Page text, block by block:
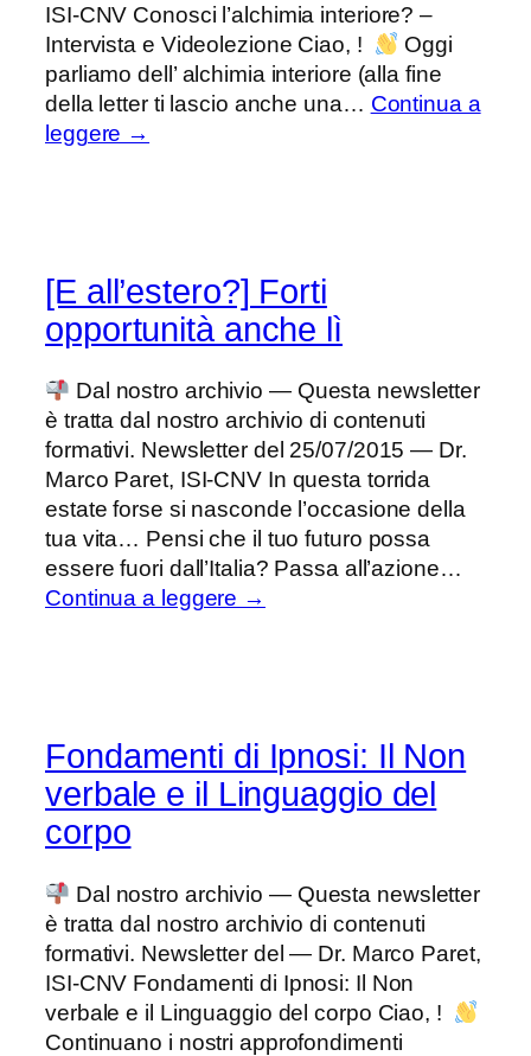
ISI-CNV Conosci l’alchimia interiore? –
Intervista e Videolezione Ciao, !
Oggi
parliamo dell’ alchimia interiore (alla fine
della letter ti lascio anche una… Continua a
leggere →
[E all’estero?] Forti
opportunità anche lì
Dal nostro archivio — Questa newsletter
è tratta dal nostro archivio di contenuti
formativi. Newsletter del 25/07/2015 — Dr.
Marco Paret, ISI-CNV In questa torrida
estate forse si nasconde l’occasione della
tua vita… Pensi che il tuo futuro possa
essere fuori dall’Italia? Passa all’azione…
Continua a leggere →
Fondamenti di Ipnosi: Il Non
verbale e il Linguaggio del
corpo
Dal nostro archivio — Questa newsletter
è tratta dal nostro archivio di contenuti
formativi. Newsletter del — Dr. Marco Paret,
ISI-CNV Fondamenti di Ipnosi: Il Non
verbale e il Linguaggio del corpo Ciao, !
Continuano i nostri approfondimenti